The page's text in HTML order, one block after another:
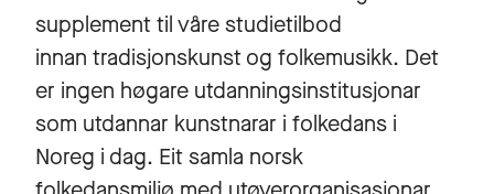
supplement til våre studietilbod
innan tradisjonskunst og folkemusikk. Det
er ingen høgare utdanningsinstitusjonar
som utdannar kunstnarar i folkedans i
Noreg i dag. Eit samla norsk